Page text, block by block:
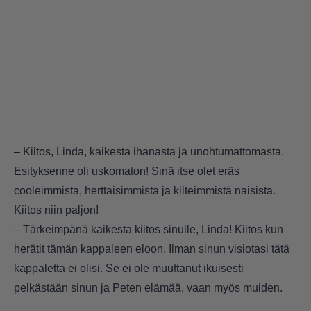
– Kiitos, Linda, kaikesta ihanasta ja unohtumattomasta.
Esityksenne oli uskomaton! Sinä itse olet eräs
cooleimmista, herttaisimmista ja kilteimmistä naisista.
Kiitos niin paljon!
– Tärkeimpänä kaikesta kiitos sinulle, Linda! Kiitos kun
herätit tämän kappaleen eloon. Ilman sinun visiotasi tätä
kappaletta ei olisi. Se ei ole muuttanut ikuisesti
pelkästään sinun ja Peten elämää, vaan myös muiden.